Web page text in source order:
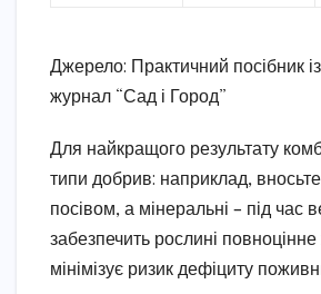
Джерело: Практичний посібник
журнал “Сад і Город”
Для найкращого результату
типи добрив: наприклад,
посівом, а мінеральні – під час
забезпечить рослині
мінімізує ризик дефіциту